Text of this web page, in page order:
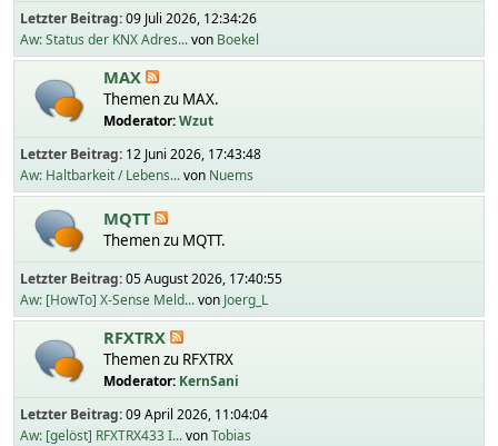
Letzter Beitrag:09 Juli 2026, 12:34:26
Aw: Status der KNX Adres...von Boekel
MAX
Themen zu MAX.
Moderator:Wzut
Letzter Beitrag: 12 Juni 2026, 17:43:48
Aw: Haltbarkeit / Lebens...von Nuems
MQTT
Themen zu MQTT.
Letzter Beitrag:05 August 2026, 17:40:55
Aw: [HowTo] X-Sense Meld...von Joerg_L
RFXTRX
Themen zu RFXTRX
Moderator: KernSani
Letzter Beitrag:09 April 2026, 11:04:04
Aw: [gelöst] RFXTRX433 I...vonTobias